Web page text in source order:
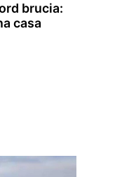
brucia:
casa